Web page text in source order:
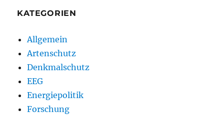
KATEGORIEN
Allgemein
Artenschutz
Denkmalschutz
EEG
Energiepolitik
Forschung